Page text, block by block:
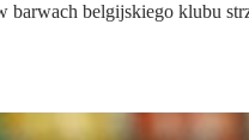
belgijskiego klubu